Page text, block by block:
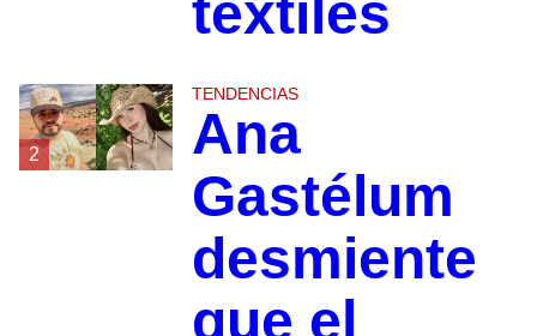
textiles
2
TENDENCIAS
Ana
Gastélum
desmiente
que el